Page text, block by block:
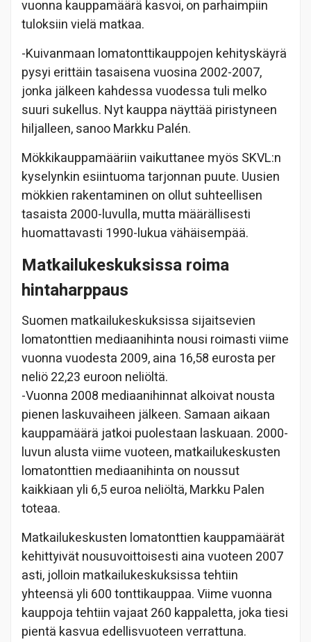
vuonna kauppamäärä kasvoi, on parhaimpiin
tuloksiin vielä matkaa.
-Kuivanmaan lomatonttikauppojen kehityskäyrä
pysyi erittäin tasaisena vuosina 2002-2007,
jonka jälkeen kahdessa vuodessa tuli melko
suuri sukellus. Nyt kauppa näyttää piristyneen
hiljalleen, sanoo Markku Palén.
Mökkikauppamääriin vaikuttanee myös SKVL:n
kyselynkin esiintuoma tarjonnan puute. Uusien
mökkien rakentaminen on ollut suhteellisen
tasaista 2000-luvulla, mutta määrällisesti
huomattavasti 1990-lukua vähäisempää.
Matkailukeskuksissa roima
hintaharppaus
Suomen matkailukeskuksissa sijaitsevien
lomatonttien mediaanihinta nousi roimasti viime
vuonna vuodesta 2009, aina 16,58 eurosta per
neliö 22,23 euroon neliöltä.
-Vuonna 2008 mediaanihinnat alkoivat nousta
pienen laskuvaiheen jälkeen. Samaan aikaan
kauppamäärä jatkoi puolestaan laskuaan. 2000-
luvun alusta viime vuoteen, matkailukeskusten
lomatonttien mediaanihinta on noussut
kaikkiaan yli 6,5 euroa neliöltä, Markku Palen
toteaa.
Matkailukeskusten lomatonttien kauppamäärät
kehittyivät nousuvoittoisesti aina vuoteen 2007
asti, jolloin matkailukeskuksissa tehtiin
yhteensä yli 600 tonttikauppaa. Viime vuonna
kauppoja tehtiin vajaat 260 kappaletta, joka tiesi
pientä kasvua edellisvuoteen verrattuna.